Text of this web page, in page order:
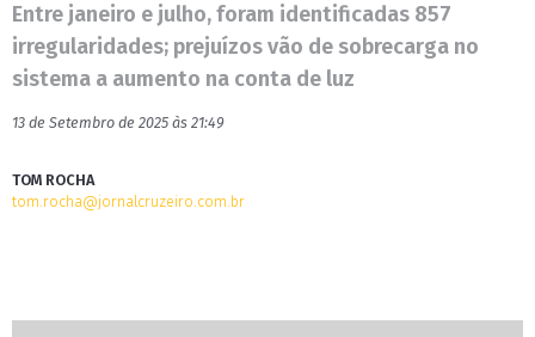
Entre janeiro e julho, foram identificadas 857
irregularidades; prejuízos vão de sobrecarga no
sistema a aumento na conta de luz
13 de Setembro de 2025 às 21:49
TOM ROCHA
tom.rocha@jornalcruzeiro.com.br